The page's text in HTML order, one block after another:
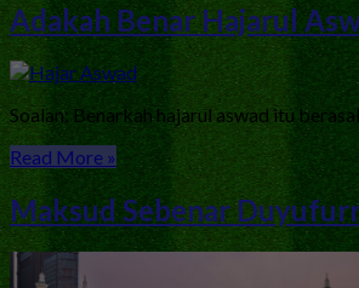
Adakah Benar Hajarul
Soalan: Benarkah hajarul aswad itu
Read More »
Maksud Sebenar